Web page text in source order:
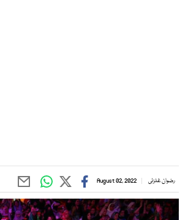
رضوان غلزئی August 02, 2022